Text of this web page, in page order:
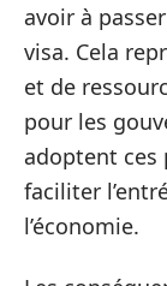
avoir à
visa. Cela
et de
pour les
adoptent ces
faciliter
l’économie.